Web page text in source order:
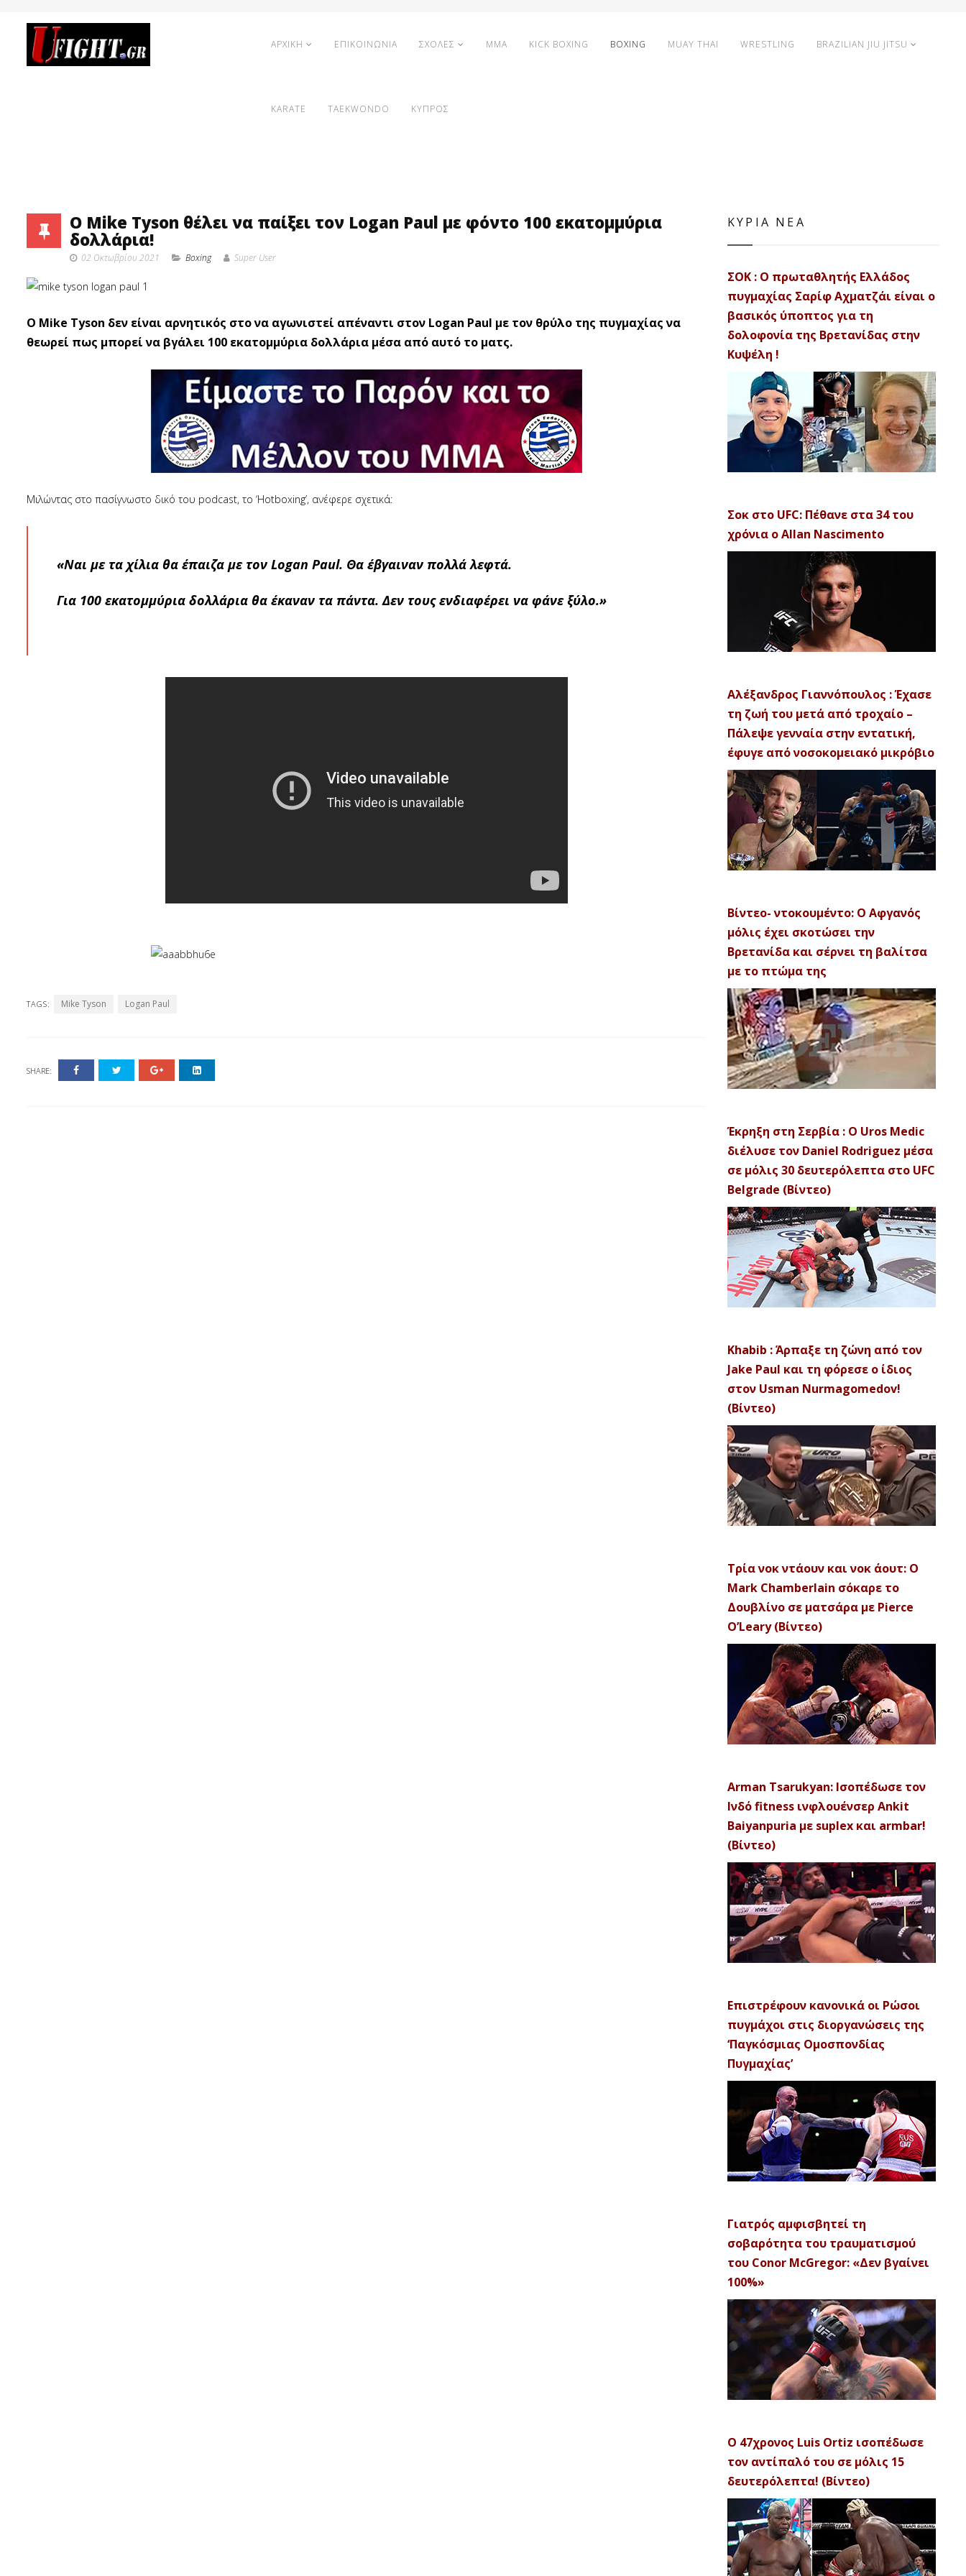
ΑΡΧΙΚΗ ΕΠΙΚΟΙΝΩΝΙΑ ΣΧΟΛΕΣ MMA KICK BOXING BOXING MUAY THAI WRESTLING BRAZILIAN JIU JITSU
KARATE TAEKWONDO ΚΥΠΡΟΣ
O Mike Tyson θέλει να παίξει τον Logan Paul με φόντο 100 εκατομμύρια
δολλάρια!
02 Οκτωβρίου 2021 Boxing Super User
O Mike Tyson δεν είναι αρνητικός στο να αγωνιστεί απέναντι στον Logan Paul με τον θρύλο της πυγμαχίας να
θεωρεί πως μπορεί να βγάλει 100 εκατομμύρια δολλάρια μέσα από αυτό το ματς.
Μιλώντας στο πασίγνωστο δικό του podcast, το ‘Hotboxing’, ανέφερε σχετικά:
«Ναι με τα χίλια θα έπαιζα με τον Logan Paul. Θα έβγαιναν πολλά λεφτά.
Για 100 εκατομμύρια δολλάρια θα έκαναν τα πάντα. Δεν τους ενδιαφέρει να φάνε ξύλο.»
TAGS: Mike Tyson Logan Paul
SHARE:
ΚΥΡΙΑ ΝΕΑ
ΣΟΚ : Ο πρωταθλητής Ελλάδος
πυγμαχίας Σαρίφ Αχματζάι είναι ο
βασικός ύποπτος για τη
δολοφονία της Βρετανίδας στην
Κυψέλη !
Σοκ στο UFC: Πέθανε στα 34 του
χρόνια ο Allan Nascimento
Αλέξανδρος Γιαννόπουλος : Έχασε
τη ζωή του μετά από τροχαίο –
Πάλεψε γενναία στην εντατική,
έφυγε από νοσοκομειακό μικρόβιο
Βίντεο- ντοκουμέντο: Ο Αφγανός
μόλις έχει σκοτώσει την
Βρετανίδα και σέρνει τη βαλίτσα
με το πτώμα της
Έκρηξη στη Σερβία : Ο Uros Medic
διέλυσε τον Daniel Rodriguez μέσα
σε μόλις 30 δευτερόλεπτα στο UFC
Belgrade (Βίντεο)
Khabib : Άρπαξε τη ζώνη από τον
Jake Paul και τη φόρεσε ο ίδιος
στον Usman Nurmagomedov!
(Βίντεο)
Τρία νοκ ντάουν και νοκ άουτ: Ο
Mark Chamberlain σόκαρε το
Δουβλίνο σε ματσάρα με Pierce
O’Leary (Βίντεο)
Arman Tsarukyan: Ισοπέδωσε τον
Ινδό fitness ινφλουένσερ Ankit
Baiyanpuria με suplex και armbar!
(Βίντεο)
Επιστρέφουν κανονικά οι Ρώσοι
πυγμάχοι στις διοργανώσεις της
‘Παγκόσμιας Ομοσπονδίας
Πυγμαχίας’
Γιατρός αμφισβητεί τη
σοβαρότητα του τραυματισμού
του Conor McGregor: «Δεν βγαίνει
100%»
Ο 47χρονος Luis Ortiz ισοπέδωσε
τον αντίπαλό του σε μόλις 15
δευτερόλεπτα! (Βίντεο)